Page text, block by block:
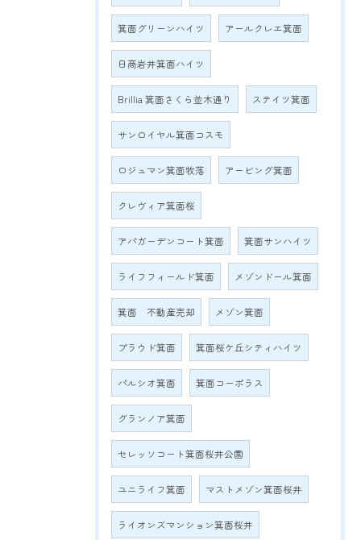
箕面グリーンハイツ アールクレエ箕面
日商岩井箕面ハイツ
Brillia 箕面さくら並木通り ステイツ箕面
サンロイヤル箕面コスモ
ロジュマン箕面牧落 アービング箕面
クレヴィア箕面桜
アパガーデンコート箕面 箕面サンハイツ
ライフフィールド箕面 メゾンドール箕面
箕面 不動産売却 メゾン箕面
プラウド箕面 箕面桜ケ丘シティハイツ
パルシオ箕面 箕面コーポラス
グランノア箕面
セレッソコート箕面桜井公園
ユニライフ箕面 マストメゾン箕面桜井
ライオンズマンション箕面桜井